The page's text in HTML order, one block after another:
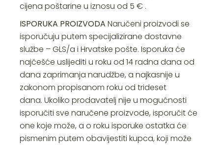
cijena poštarine u iznosu od 5 € .
ISPORUKA PROIZVODANaručeni proizvodi se
isporučuju putem specijalizirane dostavne
službe – GLS/a i Hrvatske pošte. Isporuka će
najčešće uslijediti u roku od 14 radna dana od
dana zaprimanja narudžbe, a najkasnije u
zakonom propisanom roku od trideset
dana. Ukoliko prodavatelj nije u mogućnosti
isporučiti sve naručene proizvode, isporučit će
one koje može, a o roku isporuke ostatka će
pismenim putem obavijestiti kupca, koji može